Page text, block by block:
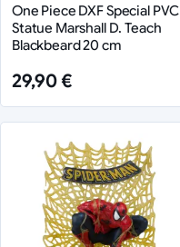
One Piece DXF Special PVC
Statue Marshall D. Teach
Blackbeard 20 cm
29,90 €